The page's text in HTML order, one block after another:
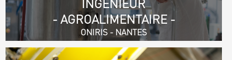
INGÉNIEUR
- AGROALIMENTAIRE -
ONIRIS - NANTES